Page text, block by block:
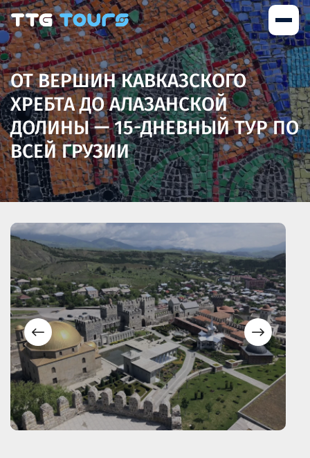
ОТ ВЕРШИН КАВКАЗСКОГО
ХРЕБТА ДО АЛАЗАНСКОЙ
ДОЛИНЫ — 15-ДНЕВНЫЙ ТУР ПО
ВСЕЙ ГРУЗИИ